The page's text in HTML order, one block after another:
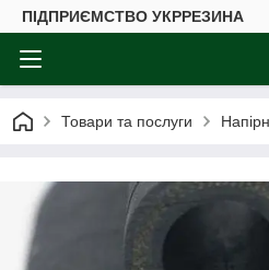
ПІДПРИЄМСТВО УКРРЕЗИНА
Товари та послуги